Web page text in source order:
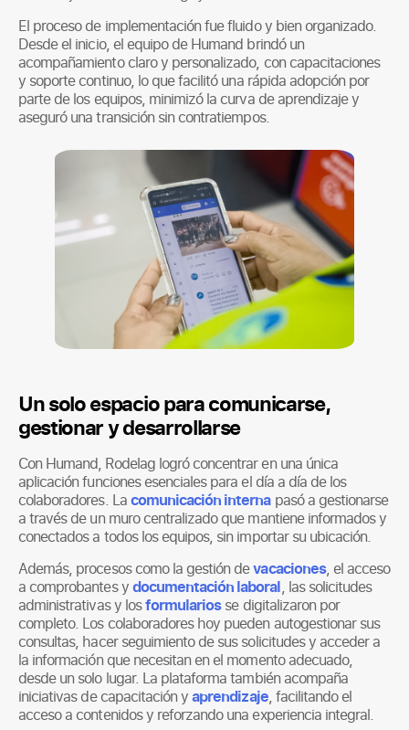
El proceso de implementación fue fluido y bien organizado.
Desde el inicio, el equipo de Humand brindó un
acompañamiento claro y personalizado, con capacitaciones
y soporte continuo, lo que facilitó una rápida adopción por
parte de los equipos, minimizó la curva de aprendizaje y
aseguró una transición sin contratiempos.
Un solo espacio para comunicarse,
gestionar y desarrollarse
Con Humand, Rodelag logró concentrar en una única
aplicación funciones esenciales para el día a día de los
colaboradores. Lacomunicación internapasó a gestionarse
a través de un muro centralizado que mantiene informados y
conectados a todos los equipos, sin importar su ubicación.
Además, procesos como la gestión devacaciones, el acceso
a comprobantes ydocumentación laboral, las solicitudes
administrativas y losformulariosse digitalizaron por
completo. Los colaboradores hoy pueden autogestionar sus
consultas, hacer seguimiento de sus solicitudes y acceder a
la información que necesitan en el momento adecuado,
desde un solo lugar. La plataforma también acompaña
iniciativas de capacitación yaprendizaje, facilitando el
acceso a contenidos y reforzando una experiencia integral.